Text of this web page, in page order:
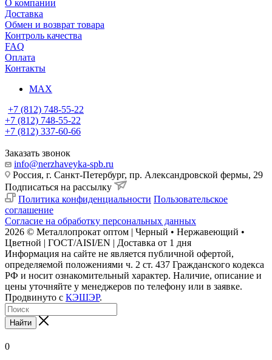
О компании
Доставка
Обмен и возврат товара
Контроль качества
FAQ
Оплата
Контакты
MAX
+7 (812) 748-55-22
+7 (812) 748-55-22
+7 (812) 337-60-66
Заказать звонок
info@nerzhaveyka-spb.ru
Россия, г. Санкт-Петербург, пр. Александровской фермы, 29
Подписаться на рассылку
Политика конфиденциальности Пользовательское
соглашение
Согласие на обработку персональных данных
2026 © Металлопрокат оптом | Черный • Нержавеющий •
Цветной | ГОСТ/AISI/EN | Доставка от 1 дня
Информация на сайте не является публичной офертой,
определяемой положениями ч. 2 ст. 437 Гражданского кодекса
РФ и носит ознакомительный характер. Наличие, описание и
цены уточняйте у менеджеров по телефону или в заявке.
Продвинуто с КЭШЭР.
Найти
0